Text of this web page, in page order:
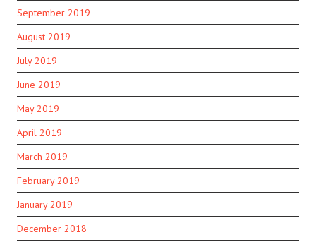
September 2019
August 2019
July 2019
June 2019
May 2019
April 2019
March 2019
February 2019
January 2019
December 2018